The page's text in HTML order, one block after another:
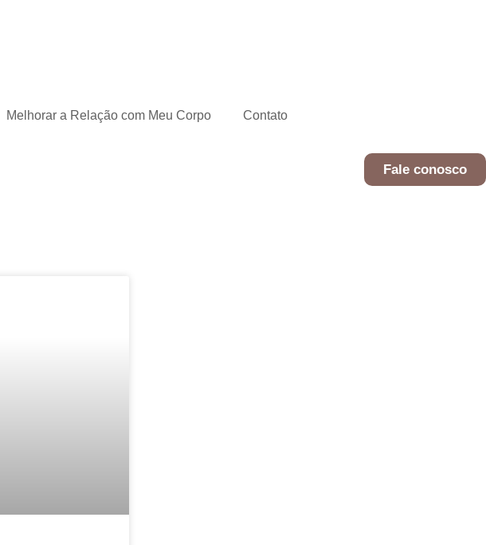
Melhorar a Relação com Meu Corpo Contato
Fale conosco